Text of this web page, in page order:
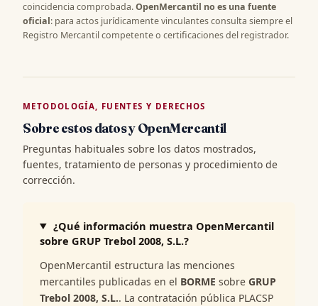
coincidencia comprobada.OpenMercantil no es una fuente
oficial: para actos jurídicamente vinculantes consulta siempre el
Registro Mercantil competente o certificaciones del registrador.
METODOLOGÍA, FUENTES Y DERECHOS
Sobre estos datos y OpenMercantil
Preguntas habituales sobre los datos mostrados,
fuentes, tratamiento de personas y procedimiento de
corrección.
¿Qué información muestra OpenMercantil
sobre GRUP Trebol 2008, S.L.?
OpenMercantil estructura las menciones
mercantiles publicadas en el BORME sobre GRUP
Trebol 2008, S.L.. La contratación pública PLACSP